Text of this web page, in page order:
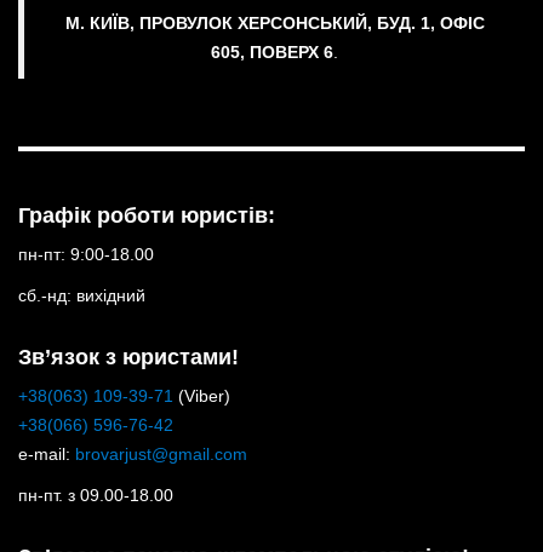
М. КИЇВ, ПРОВУЛОК ХЕРСОНСЬКИЙ, БУД. 1, ОФІС
605, ПОВЕРХ 6
Графік роботи юристів:
пн-пт: 9:00-18.00
сб.-нд: вихідний
Зв’язок з юристами!
+38(063) 109-39-71 (Viber)
+38(066) 596-76-42
e-mail: brovarjust@gmail.com
пн-пт. з 09.00-18.00